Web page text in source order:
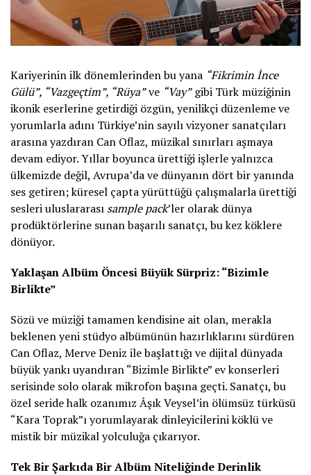
Kariyerinin ilk dönemlerinden bu yana “Fikrimin İnce
Gülü”, “Vazgeçtim”, “Rüya”ve “Vay”gibi Türk müziğinin
ikonik eserlerine getirdiği özgün, yenilikçi düzenleme ve
yorumlarla adını Türkiye’nin sayılı vizyoner sanatçıları
arasına yazdıran Can Oflaz, müzikal sınırları aşmaya
devam ediyor. Yıllar boyunca ürettiği işlerle yalnızca
ülkemizde değil, Avrupa’da ve dünyanın dört bir yanında
ses getiren; küresel çapta yürüttüğü çalışmalarla ürettiği
sesleri uluslararası sample pack’ler olarak dünya
prodüktörlerine sunan başarılı sanatçı, bu kez köklere
dönüyor.
Yaklaşan Albüm Öncesi Büyük Sürpriz: “Bizimle
Birlikte”
Sözü ve müziği tamamen kendisine ait olan, merakla
beklenen yeni stüdyo albümünün hazırlıklarını sürdüren
Can Oflaz, Merve Deniz ile başlattığı ve dijital dünyada
büyük yankı uyandıran “Bizimle Birlikte” ev konserleri
serisinde solo olarak mikrofon başına geçti. Sanatçı, bu
özel seride halk ozanımız Âşık Veysel’in ölümsüz türküsü
“Kara Toprak”ı yorumlayarak dinleyicilerini köklü ve
mistik bir müzikal yolculuğa çıkarıyor.
Tek Bir Şarkıda Bir Albüm Niteliğinde Derinlik